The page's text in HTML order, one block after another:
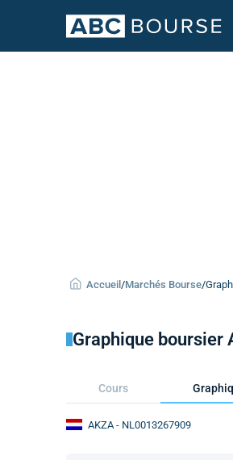
Accueil /Marchés Bourse/
Graphique boursier
Cours
AKZA- NL0013267909